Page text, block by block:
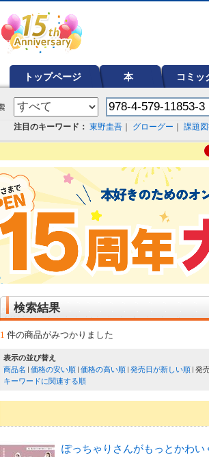
トップページ 本 コミッ
注目のキーワード： 東野圭吾 グローグー 課題
検索結果
1 件の商品がみつかりました
表示の並び替え
商品名
価格の安い順 価格の高い順 発売日が新しい順 発
キーワードに関連する順
ぽっちゃりさんがもっとかわい